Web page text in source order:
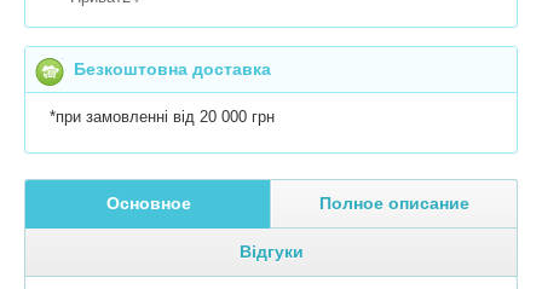
Безкоштовна доставка
*при замовленні від 20 000 грн
Основное Полное описание
Відгуки